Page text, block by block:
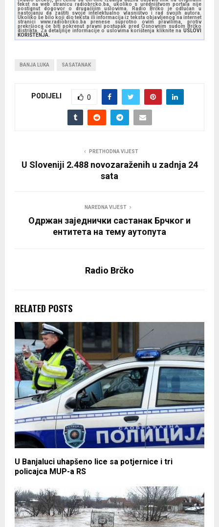
tekst na web stranicu radiobrcko.ba, ukoliko s uredništvom portala nije
postignut dogovor o drugačijim uslovima. Radio Brčko je odlučan u
nastojanju da zaštiti svoje intelektualno vlasništvo i rad svojih autora.
Ukoliko se bilo koji dio teksta ili informacija iz teksta objavljenog na internet
stranici www.radiobrcko.ba prenese suprotno ovim pravilima, protiv
prekršioca će biti pokrenut pravni postupak pred Osnovnim sudom Brčko
distrikta. Za detaljnije informacije o uslovima korištenja kliknite na USLOVI
KORIŠTENJA.
BANJA LUKA SASATANAK
PODIJELI 0
PRETHODNA VIJEST
U Sloveniji 2.488 novozaraženih u zadnja 24
sata
NAREDNA VIJEST
Одржан заједнички састанак Брчког и
ентитета на тему аутопута
Radio Brčko
RELATED POSTS
U Banjaluci uhapšeno lice sa potjernice i tri
policajca MUP-a RS